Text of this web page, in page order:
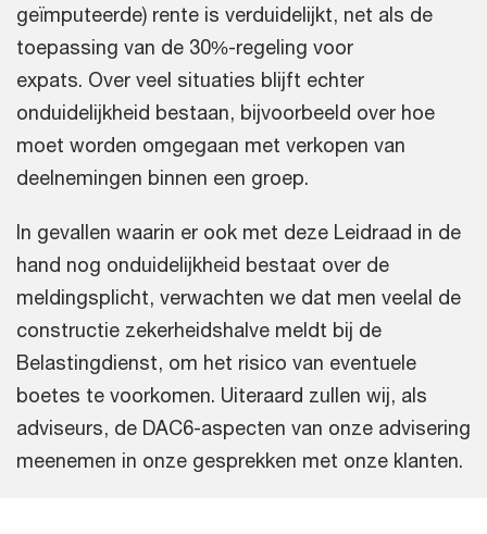
geïmputeerde) rente is verduidelijkt, net als de
toepassing van de 30%-regeling voor
expats. Over veel situaties blijft echter
onduidelijkheid bestaan, bijvoorbeeld over hoe
moet worden omgegaan met verkopen van
deelnemingen binnen een groep.
In gevallen waarin er ook met deze Leidraad in de
hand nog onduidelijkheid bestaat over de
meldingsplicht, verwachten we dat men veelal de
constructie zekerheidshalve meldt bij de
Belastingdienst, om het risico van eventuele
boetes te voorkomen. Uiteraard zullen wij, als
adviseurs, de DAC6-aspecten van onze advisering
meenemen in onze gesprekken met onze klanten.